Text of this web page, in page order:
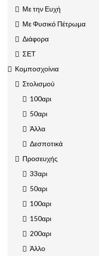
Με την Ευχή
Με Φυσικό Πέτρωμα
Διάφορα
ΣΕΤ
Κομποσχοίνια
Στολισμού
100αρι
50αρι
Άλλα
Δεσποτικά
Προσευχής
33αρι
50αρι
100αρι
150αρι
200αρι
Άλλο